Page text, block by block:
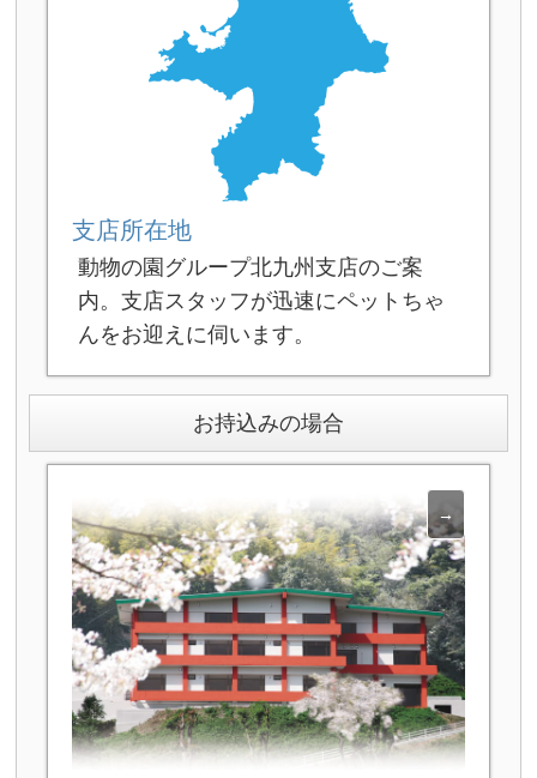
支店所在地
動物の園グループ北九州支店のご案
内。支店スタッフが迅速にペットちゃ
んをお迎えに伺います。
お持込みの場合